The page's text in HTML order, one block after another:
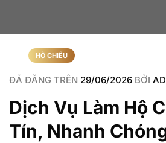
HỘ CHIẾU
ĐÃ ĐĂNG TRÊN 29/06/2026 BỞI
Dịch Vụ Làm Hộ
Tín, Nhanh